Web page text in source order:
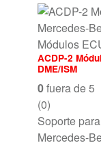
Módulos
ACDP-2
DME/ISM
0fuera de 5
(0)
Soporte
Mercedes-